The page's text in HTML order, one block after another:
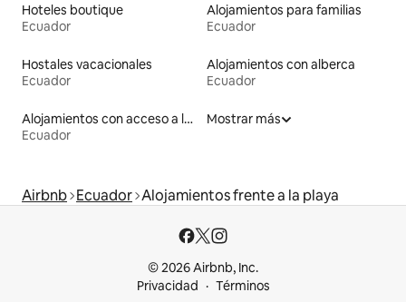
Hoteles boutique
Ecuador
Alojamientos para familias
Ecuador
Hostales vacacionales
Ecuador
Alojamientos con alberca
Ecuador
Alojamientos con acceso a las pistas de esquí
Ecuador
Mostrar más
Airbnb Ecuador Alojamientos frente a la playa
© 2026 Airbnb, Inc.
Privacidad
Términos